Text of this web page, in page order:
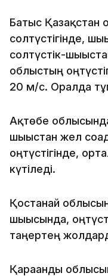
Батыс Қазақстан
солтүстігінде,
солтүстік-
облыстың
20 м/с. Оралда
Ақтөбе
шығыстан жел
оңтүстігінде,
күтіледі.
Қостанай
шығысында,
таңертең
Қарағанды